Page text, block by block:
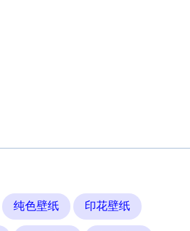
纯色壁纸 印花壁纸